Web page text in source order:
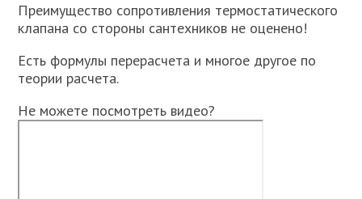
Преимущество сопротивления термостатического
клапана со стороны сантехников не оценено!
Есть формулы перерасчета и многое другое по
теории расчета.
Не можете посмотреть видео?